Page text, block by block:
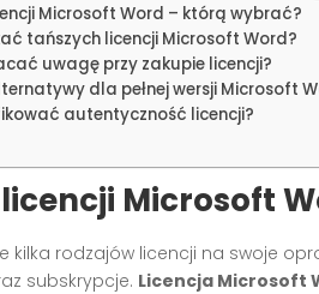
Microsoft Word – którą wybrać?
tańszych licencji Microsoft Word?
uwagę przy zakupie licencji?
dla pełnej wersji Microsoft
autentyczność licencji?
licencji Microsoft
kilka rodzajów licencji na swoje
subskrypcje. Licencja Microsoft